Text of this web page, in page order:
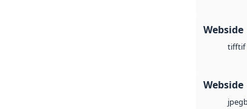
Webside
tifftif
Webside
jpeg